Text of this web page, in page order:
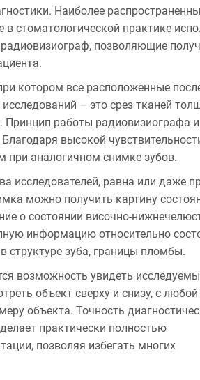
Наиболее
стоматологической практике
позволяющие
котором все расположенные
– это срез тканей
работы радиовизиографа
высокой
при аналогичном снимке зубов.
исследователей, равна или даже
можно получить картину
о состоянии височно-
информацию относительно
структуре зуба, границы пломбы.
возможность увидеть
объект сверху и снизу, с
объекта. Точность
практически полностью
позволяя избегать многих